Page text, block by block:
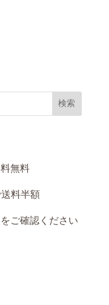
をご確認ください